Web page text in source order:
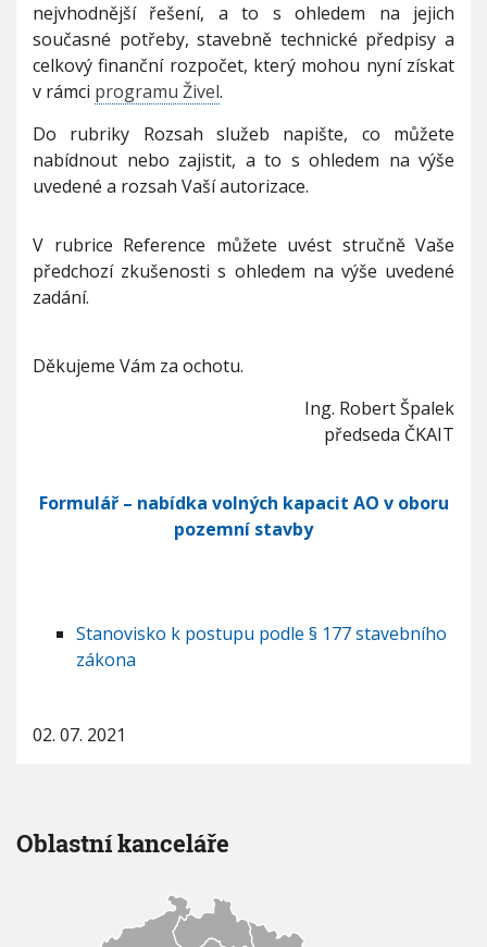
nejvhodnější řešení, a to s ohledem na jejich
současné potřeby, stavebně technické předpisy a
celkový finanční rozpočet, který mohou nyní získat
v rámci programu Živel.
Do rubriky Rozsah služeb napište, co můžete
nabídnout nebo zajistit, a to s ohledem na výše
uvedené a rozsah Vaší autorizace.
V rubrice Reference můžete uvést stručně Vaše
předchozí zkušenosti s ohledem na výše uvedené
zadání.
Děkujeme Vám za ochotu.
Ing. Robert Špalek
předseda ČKAIT
Formulář – nabídka volných kapacit AO v oboru
pozemní stavby
Stanovisko k postupu podle § 177 stavebního
zákona
02. 07. 2021
Oblastní kanceláře